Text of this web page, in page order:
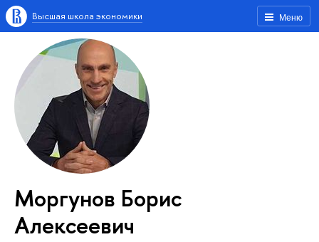
Меню
Высшая школа экономики
Моргунов Борис
Алексеевич